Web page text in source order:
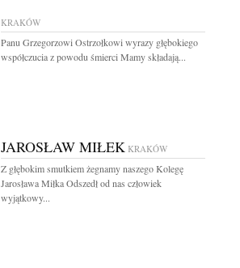
KRAKÓW
Panu Grzegorzowi Ostrzołkowi wyrazy głębokiego
współczucia z powodu śmierci Mamy składają...
JAROSŁAW MIŁEK KRAKÓW
Z głębokim smutkiem żegnamy naszego Kolegę
Jarosława Miłka Odszedł od nas człowiek
wyjątkowy...